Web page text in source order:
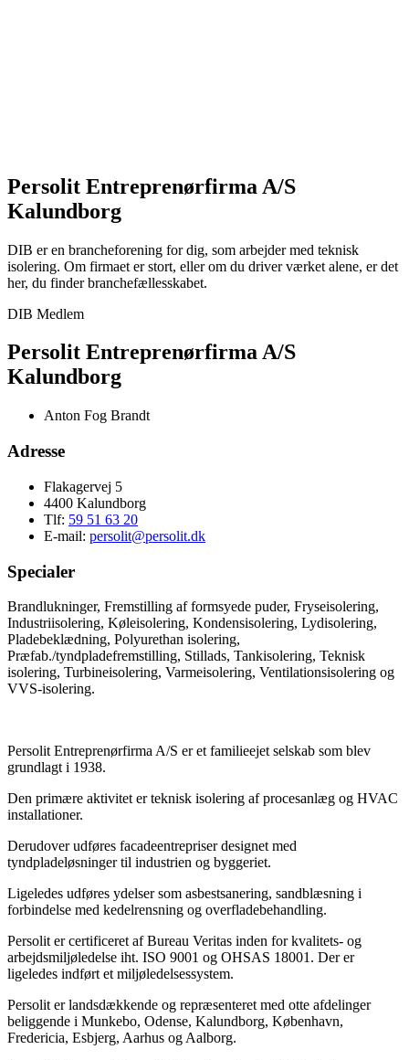
Persolit Entreprenørfirma A/S
Kalundborg
DIB er en brancheforening for dig, som arbejder med teknisk
isolering. Om firmaet er stort, eller om du driver værket alene, er det
her, du finder branchefællesskabet.
DIB Medlem
Persolit Entreprenørfirma A/S
Kalundborg
Anton Fog Brandt
Adresse
Flakagervej 5
4400 Kalundborg
Tlf: 59 51 63 20
E-mail: persolit@persolit.dk
Specialer
Brandlukninger, Fremstilling af formsyede puder, Fryseisolering,
Industriisolering, Køleisolering, Kondensisolering, Lydisolering,
Pladebeklædning, Polyurethan isolering,
Præfab./tyndpladefremstilling, Stillads, Tankisolering, Teknisk
isolering, Turbineisolering, Varmeisolering, Ventilationsisolering og
VVS-isolering.
Persolit Entreprenørfirma A/S er et familieejet selskab som blev
grundlagt i 1938.
Den primære aktivitet er teknisk isolering af procesanlæg og HVAC
installationer.
Derudover udføres facadeentrepriser designet med
tyndpladeløsninger til industrien og byggeriet.
Ligeledes udføres ydelser som asbestsanering, sandblæsning i
forbindelse med kedelrensning og overfladebehandling.
Persolit er certificeret af Bureau Veritas inden for kvalitets- og
arbejdsmiljøledelse iht. ISO 9001 og OHSAS 18001. Der er
ligeledes indført et miljøledelsessystem.
Persolit er landsdækkende og repræsenteret med otte afdelinger
beliggende i Munkebo, Odense, Kalundborg, København,
Fredericia, Esbjerg, Aarhus og Aalborg.